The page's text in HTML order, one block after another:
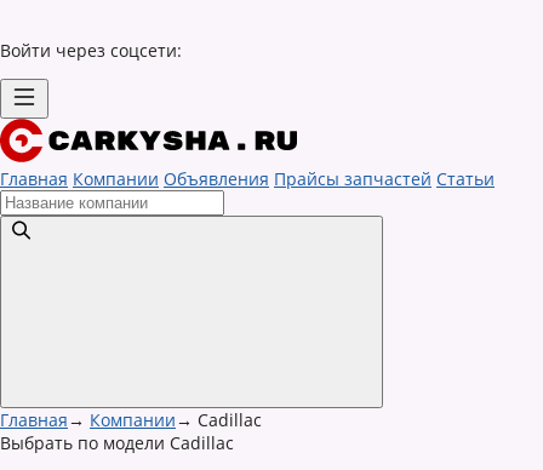
Войти через соцсети:
Главная Компании Объявления Прайсы запчастей Статьи
Главная→ Компании→ Cadillac
Выбрать по модели Cadillac